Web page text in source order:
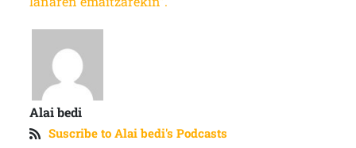
Alai bedi
Suscribe to Alai bedi's Podcasts